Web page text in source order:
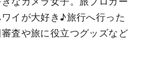
イが大好き♪旅行へ行った
査や旅に役立つグッズなど